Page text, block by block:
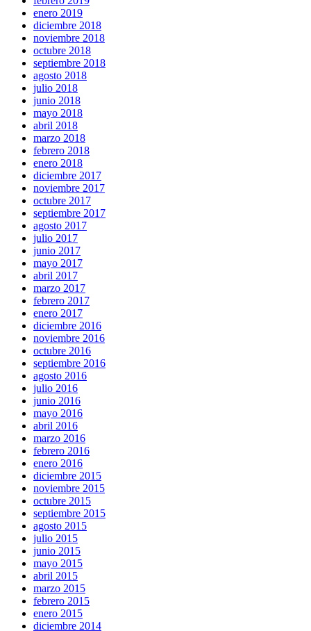
enero 2019
diciembre 2018
noviembre 2018
octubre 2018
septiembre 2018
agosto 2018
julio 2018
junio 2018
mayo 2018
abril 2018
marzo 2018
febrero 2018
enero 2018
diciembre 2017
noviembre 2017
octubre 2017
septiembre 2017
agosto 2017
julio 2017
junio 2017
mayo 2017
abril 2017
marzo 2017
febrero 2017
enero 2017
diciembre 2016
noviembre 2016
octubre 2016
septiembre 2016
agosto 2016
julio 2016
junio 2016
mayo 2016
abril 2016
marzo 2016
febrero 2016
enero 2016
diciembre 2015
noviembre 2015
octubre 2015
septiembre 2015
agosto 2015
julio 2015
junio 2015
mayo 2015
abril 2015
marzo 2015
febrero 2015
enero 2015
diciembre 2014